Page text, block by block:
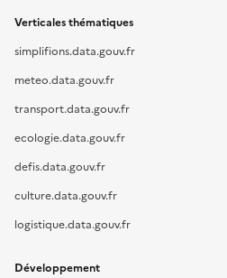
Verticales thématiques
simplifions.data.gouv.fr
meteo.data.gouv.fr
transport.data.gouv.fr
ecologie.data.gouv.fr
defis.data.gouv.fr
culture.data.gouv.fr
logistique.data.gouv.fr
Développement